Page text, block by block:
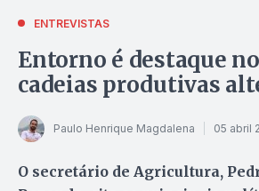
ENTREVISTAS
Entorno é destaque
cadeias produtivas
Paulo Henrique Magdalena 05 abril
O secretário de Agricultura,